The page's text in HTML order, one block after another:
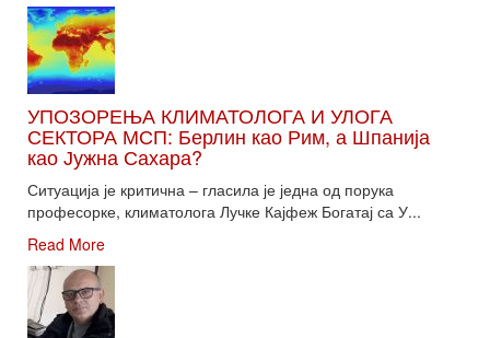
УПОЗОРЕЊА КЛИМАТОЛОГА И УЛОГА
СЕКТОРА МСП: Берлин као Рим, а Шпанија
као Јужна Сахара?
Ситуација је критична – гласила је једна од порука
професорке, климатолога Лучке Кајфеж Богатај са У...
Read More